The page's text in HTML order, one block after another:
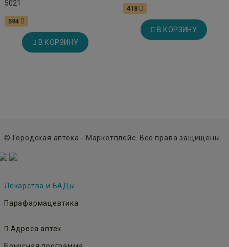
5021
594
В КОРЗИНУ
418
В КОРЗИНУ
© Городская аптека - Маркетплейс. Все права защищены
Лекарства и БАДы
Парафармацевтика
Адреса аптек